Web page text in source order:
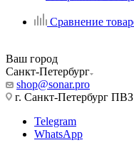
Сравнение
Ваш город
Санкт-Петербург
shop@sonar.pro
г. Санкт-Петербург
Telegram
WhatsApp